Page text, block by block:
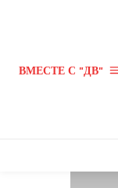
ВМЕСТЕ С "ДВ"